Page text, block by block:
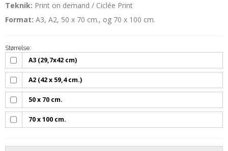
Teknik: Print on demand / Ciclée Print
Format: A3, A2, 50 x 70 cm., og 70 x 100 cm.
Størrelse:
A3 (29,7x42 cm)
A2 (42 x 59,4 cm.)
50 x 70 cm.
70 x 100 cm.